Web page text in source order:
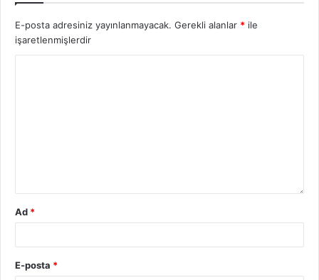
E-posta adresiniz yayınlanmayacak. Gerekli alanlar * ile
işaretlenmişlerdir
Ad *
E-posta *